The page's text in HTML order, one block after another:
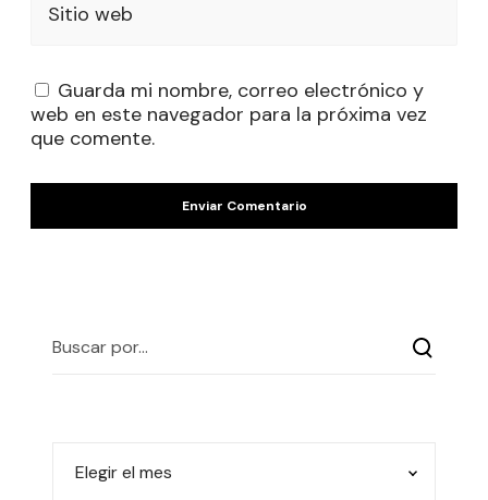
Sitio web
Guarda mi nombre, correo electrónico y
web en este navegador para la próxima vez
que comente.